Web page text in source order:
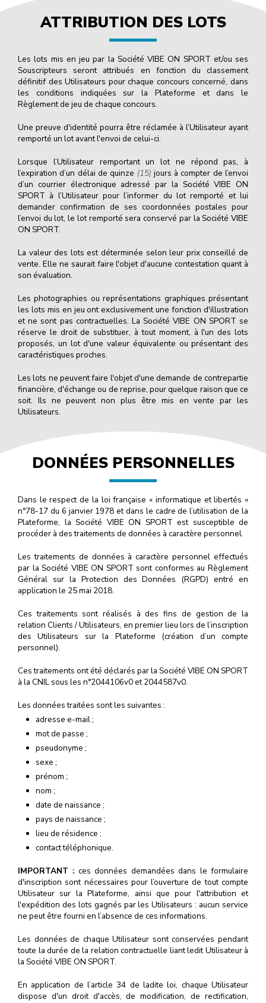
ATTRIBUTION DES LOTS
Les lots mis en jeu par la Société VIBE ON SPORT et/ou ses
Souscripteurs seront attribués en fonction du classement
définitif des Utilisateurs pour chaque concours concerné, dans
les conditions indiquées sur la Plateforme et dans le
Règlement de jeu de chaque concours.
Une preuve d'identité pourra être réclamée à l’Utilisateur ayant
remporté un lot avant l'envoi de celui-ci.
Lorsque l’Utilisateur remportant un lot ne répond pas, à
l’expiration d’un délai de quinze (15) jours à compter de l’envoi
d’un courrier électronique adressé par la Société VIBE ON
SPORT à l’Utilisateur pour l’informer du lot remporté et lui
demander confirmation de ses coordonnées postales pour
l’envoi du lot, le lot remporté sera conservé par la Société VIBE
ON SPORT.
La valeur des lots est déterminée selon leur prix conseillé de
vente. Elle ne saurait faire l'objet d'aucune contestation quant à
son évaluation.
Les photographies ou représentations graphiques présentant
les lots mis en jeu ont exclusivement une fonction d'illustration
et ne sont pas contractuelles. La Société VIBE ON SPORT se
réserve le droit de substituer, à tout moment, à l'un des lots
proposés, un lot d'une valeur équivalente ou présentant des
caractéristiques proches.
Les lots ne peuvent faire l'objet d'une demande de contrepartie
financière, d'échange ou de reprise, pour quelque raison que ce
soit. Ils ne peuvent non plus être mis en vente par les
Utilisateurs.
DONNÉES PERSONNELLES
Dans le respect de la loi française « informatique et libertés »
n°78-17 du 6 janvier 1978 et dans le cadre de l’utilisation de la
Plateforme, la Société VIBE ON SPORT est susceptible de
procéder à des traitements de données à caractère personnel.
Les traitements de données à caractère personnel effectués
par la Société VIBE ON SPORT sont conformes au Règlement
Général sur la Protection des Données (RGPD) entré en
application le 25 mai 2018.
Ces traitements sont réalisés à des fins de gestion de la
relation Clients / Utilisateurs, en premier lieu lors de l’inscription
des Utilisateurs sur la Plateforme (création d’un compte
personnel).
Ces traitements ont été déclarés par la Société VIBE ON SPORT
à la CNIL sous les n°2044106v0 et 2044587v0.
Les données traitées sont les suivantes :
adresse e-mail ;
mot de passe ;
pseudonyme ;
sexe ;
prénom ;
nom ;
date de naissance ;
pays de naissance ;
lieu de résidence ;
contact téléphonique.
IMPORTANT : ces données demandées dans le formulaire
d'inscription sont nécessaires pour l’ouverture de tout compte
Utilisateur sur la Plateforme, ainsi que pour l'attribution et
l'expédition des lots gagnés par les Utilisateurs : aucun service
ne peut être fourni en l’absence de ces informations.
Les données de chaque Utilisateur sont conservées pendant
toute la durée de la relation contractuelle liant ledit Utilisateur à
la Société VIBE ON SPORT.
En application de l’article 34 de ladite loi, chaque Utilisateur
dispose d'un droit d'accès, de modification, de rectification,